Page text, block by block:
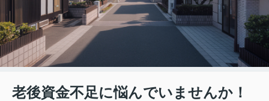
老後資金不足に悩んでいませんか！